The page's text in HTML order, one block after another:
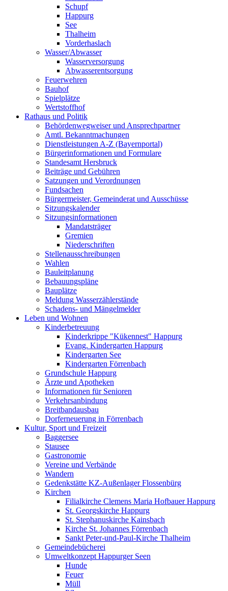
Schupf
Happurg
See
Thalheim
Vorderhaslach
Wasser/Abwasser
Wasserversorgung
Abwasserentsorgung
Feuerwehren
Bauhof
Spielplätze
Wertstoffhof
Rathaus und Politik
Behördenwegweiser und Ansprechpartner
Amtl. Bekanntmachungen
Dienstleistungen A-Z (Bayernportal)
Bürgerinformationen und Formulare
Standesamt Hersbruck
Beiträge und Gebühren
Satzungen und Verordnungen
Fundsachen
Bürgermeister, Gemeinderat und Ausschüsse
Sitzungskalender
Sitzungsinformationen
Mandatsträger
Gremien
Niederschriften
Stellenausschreibungen
Wahlen
Bauleitplanung
Bebauungspläne
Bauplätze
Meldung Wasserzählerstände
Schadens- und Mängelmelder
Leben und Wohnen
Kinderbetreuung
Kinderkrippe "Kükennest" Happurg
Evang. Kindergarten Happurg
Kindergarten See
Kindergarten Förrenbach
Grundschule Happurg
Ärzte und Apotheken
Informationen für Senioren
Verkehrsanbindung
Breitbandausbau
Dorferneuerung in Förrenbach
Kultur, Sport und Freizeit
Baggersee
Stausee
Gastronomie
Vereine und Verbände
Wandern
Gedenkstätte KZ-Außenlager Flossenbürg
Kirchen
Filialkirche Clemens Maria Hofbauer Happurg
St. Georgskirche Happurg
St. Stephanuskirche Kainsbach
Kirche St. Johannes Förrenbach
Sankt Peter-und-Paul-Kirche Thalheim
Gemeindebücherei
Umweltkonzept Happurger Seen
Hunde
Feuer
Müll